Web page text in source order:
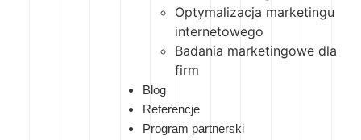
Optymalizacja marketingu
internetowego
Badania marketingowe dla
firm
Blog
Referencje
Program partnerski